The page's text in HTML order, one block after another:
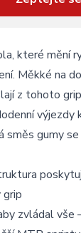
které mění
Měkké na
z tohoto
výjezdy
směs gumy
zvládal vše